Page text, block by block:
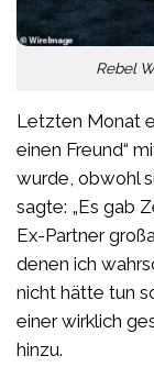
Rebel
Letzten Monat
einen Freund“
wurde, obwohl
sagte: „Es gab
Ex-Partner
denen ich
nicht hätte tun
einer wirklich
hinzu.